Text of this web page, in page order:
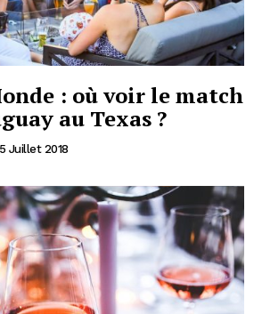
: où voir le match
au Texas ?
5 Juillet 2018